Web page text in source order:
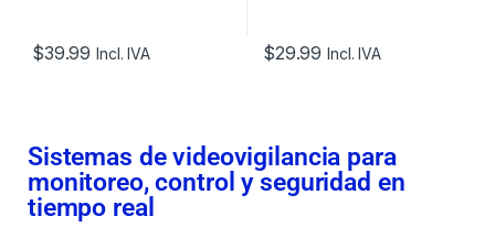
$39.99 Incl. IVA $29.99 Incl. IVA
Sistemas de videovigilancia para
monitoreo, control y seguridad en
tiempo real